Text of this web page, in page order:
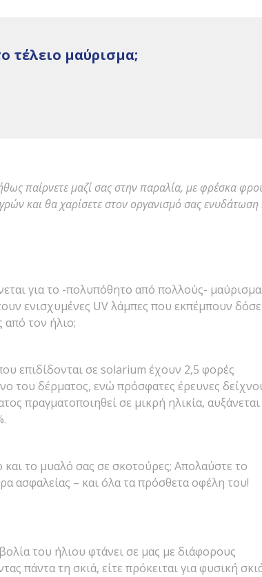
τέλειο μαύρισμα;
παίρνετε μαζί σας στην παραλία, με φρέσκα
και θα χαρίσετε στον οργανισμό σας ενυδάτωση
για το -πολυπόθητο από πολλούς- μαύρισμα.
ενισχυμένες UV λάμπες που εκπέμπουν
από τον ήλιο;
επιδίδονται σε solarium έχουν 2,5 φορές
του δέρματος, ενώ πρόσφατες έρευνες
πραγματοποιηθεί σε μικρή ηλικία,
και το μυαλό σας σε σκοτούρες; Απολαύστε το
ασφαλείας – και όλα τα πρόσθετα οφέλη του!
του ήλιου φτάνει σε μας με διάφορους
πάντα τη σκιά, είτε πρόκειται για φυσική